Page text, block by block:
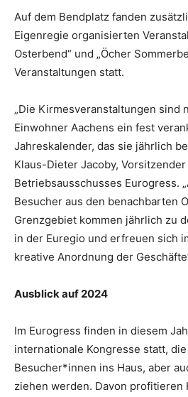
Auf dem Bendplatz fanden
Eigenregie organisierten
Osterbend“ und „Öcher
Veranstaltungen statt.
„Die Kirmesveranstaltungen sind
Einwohner Aachens ein fest
Jahreskalender, das sie jährlich
Klaus-Dieter Jacoby, Vorsitzender
Betriebsausschusses Eurogress.
Besucher aus den benachbarten
Grenzgebiet kommen jährlich zu
in der Euregio und erfreuen sich
kreative Anordnung der
Ausblick auf 2024
Im Eurogress finden in diesem
internationale Kongresse statt,
Besucher*innen ins Haus, aber
ziehen werden. Davon profitieren